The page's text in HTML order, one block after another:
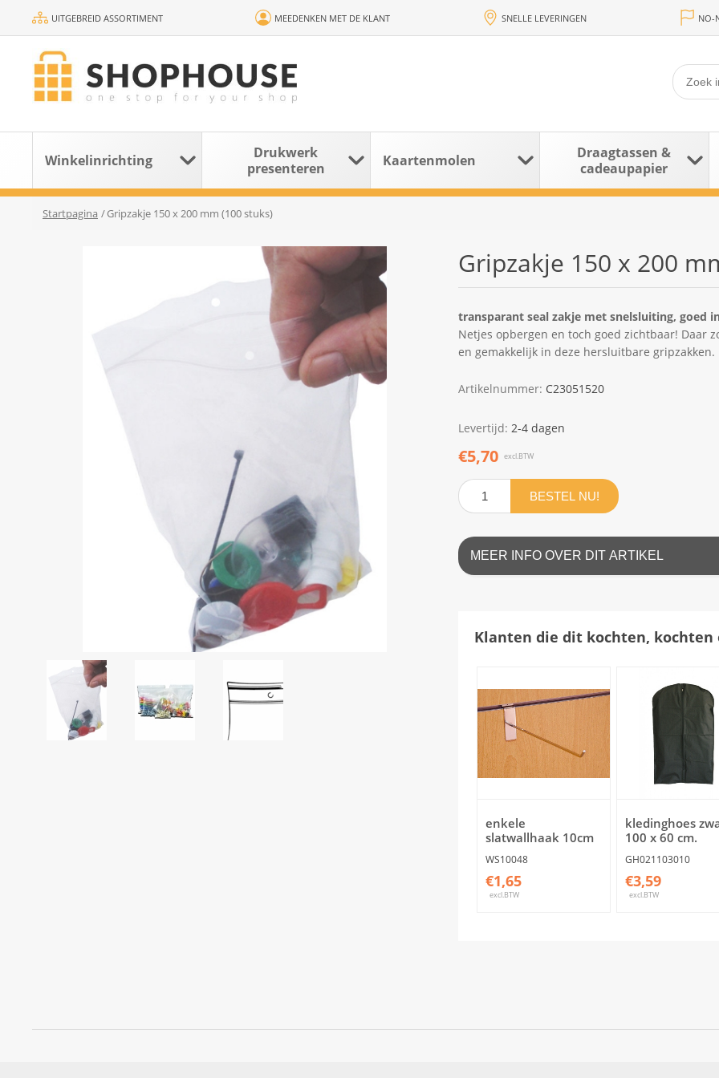
UITGEBREID ASSORTIMENT MEEDENKEN MET DE KLANT SNELLE LEVERINGEN NO-
Winkelinrichting
Drukwerk
presenteren
Kaartenmolen
Draagtassen &
cadeaupapier
Startpagina /Gripzakje 150 x 200 mm (100 stuks)
Gripzakje 150 x 200
transparant seal zakje met snelsluiting, goed
Netjes opbergen en toch goed zichtbaar! Daar
en gemakkelijk in deze hersluitbare gripzakken.
Artikelnummer: C23051520
Levertijd: 2-4 dagen
€5,70 excl.BTW
BESTEL NU!
MEER INFO OVER DIT ARTIKEL
Klanten die dit kochten, kochten
enkele
slatwallhaak 10cm
WS10048
€1,65
excl.BTW
kledinghoes
100 x 60 cm.
GH021103010
€3,59
excl.BTW